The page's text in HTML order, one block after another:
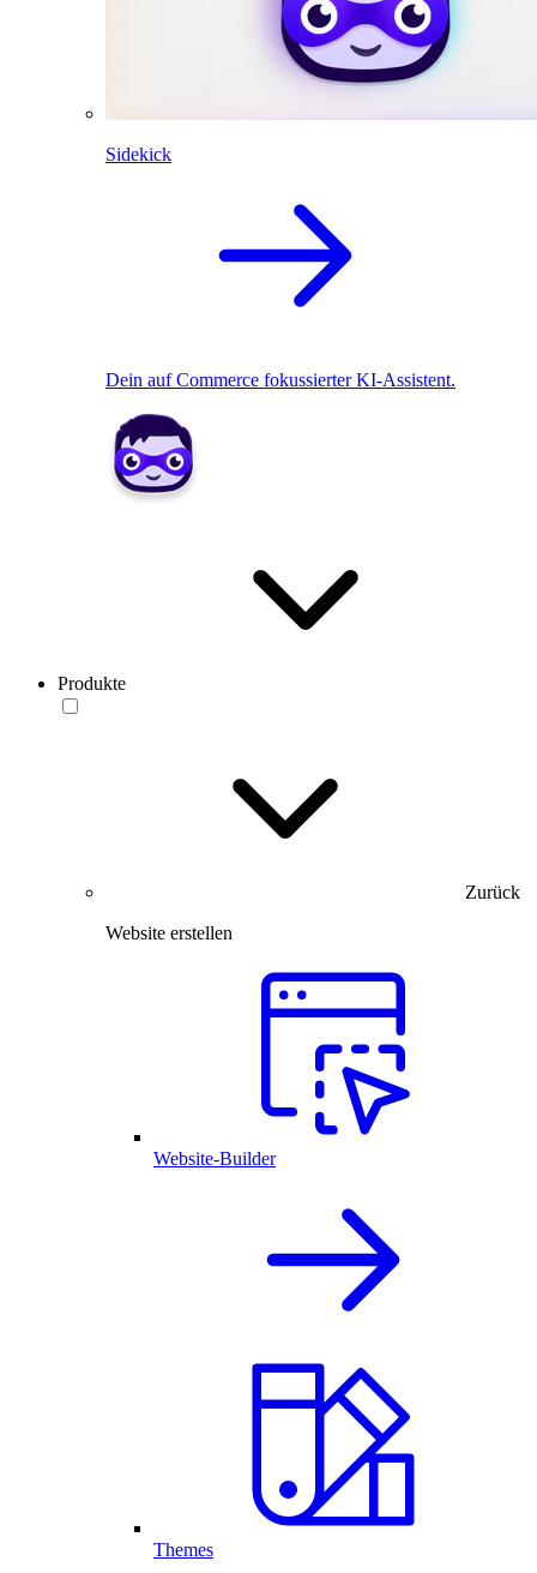
Sidekick
Dein auf Commerce fokussierter KI-Assistent.
Produkte
Zurück
Website erstellen
Website-Builder
Themes